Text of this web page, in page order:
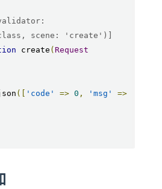
scene: 'create')]
create ( Request
([ 'code' => 0 , 'msg'
=>